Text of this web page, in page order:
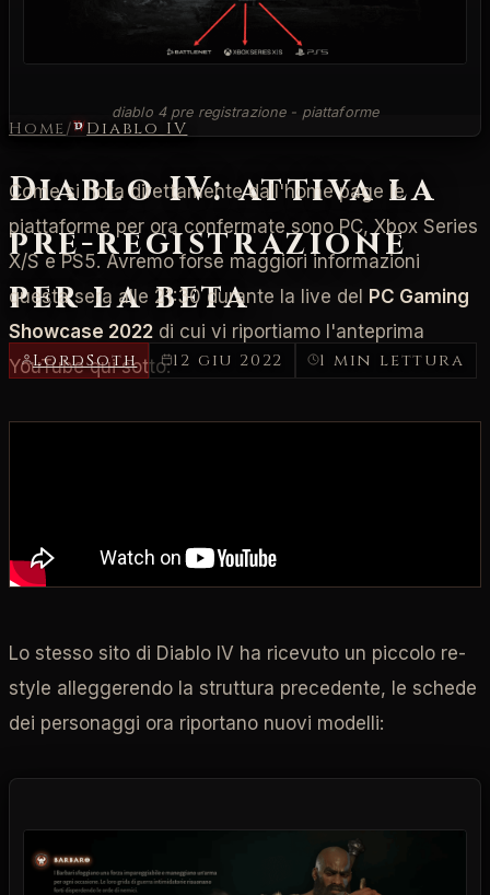
Home/ Diablo IV
Diablo IV: attiva la
pre-registrazione
per la beta
LordSoth 12 giu 2022 1 min lettura
diablo 4 pre registrazione - piattaforme
Come si nota direttamente dall'home page le
piattaforme per ora confermate sono PC, Xbox Series
X/S e PS5. Avremo forse maggiori informazioni
questa sera alle 21:30 durante la live del
PC Gaming
Showcase 2022 di cui vi riportiamo l'anteprima
YouTube qui sotto:
Lo stesso sito di Diablo IV ha ricevuto un piccolo re-
style alleggerendo la struttura precedente, le schede
dei personaggi ora riportano nuovi modelli: